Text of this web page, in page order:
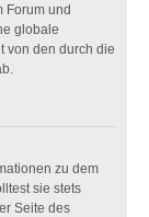
Forum und
globale
von den durch die
zu dem
sie stets
Seite des